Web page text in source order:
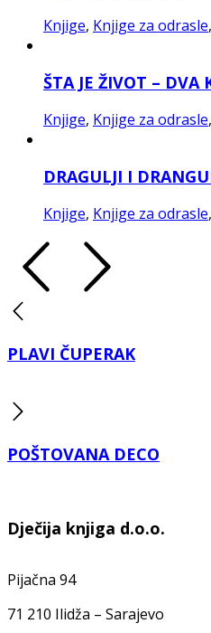
Knjige, Knjige za odrasle,
ŠTA JE ŽIVOT – DVA
Knjige, Knjige za odrasle,
DRAGULJI I
Knjige, Knjige za odrasle,
PLAVI ČUPERAK
POŠTOVANA DECO
Dječija knjiga d.o.o.
Pijačna 94
71 210 Ilidža – Sarajevo